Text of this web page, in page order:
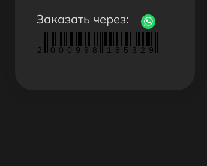
Заказать через:
2 0 0 0 9 9 8 1 8 5 3 2 9